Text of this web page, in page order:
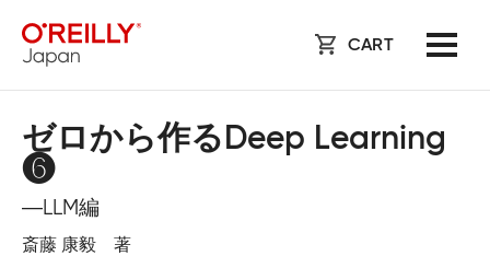
CART
ゼロから作るDeep Learning
❻
―LLM編
斎藤 康毅 著